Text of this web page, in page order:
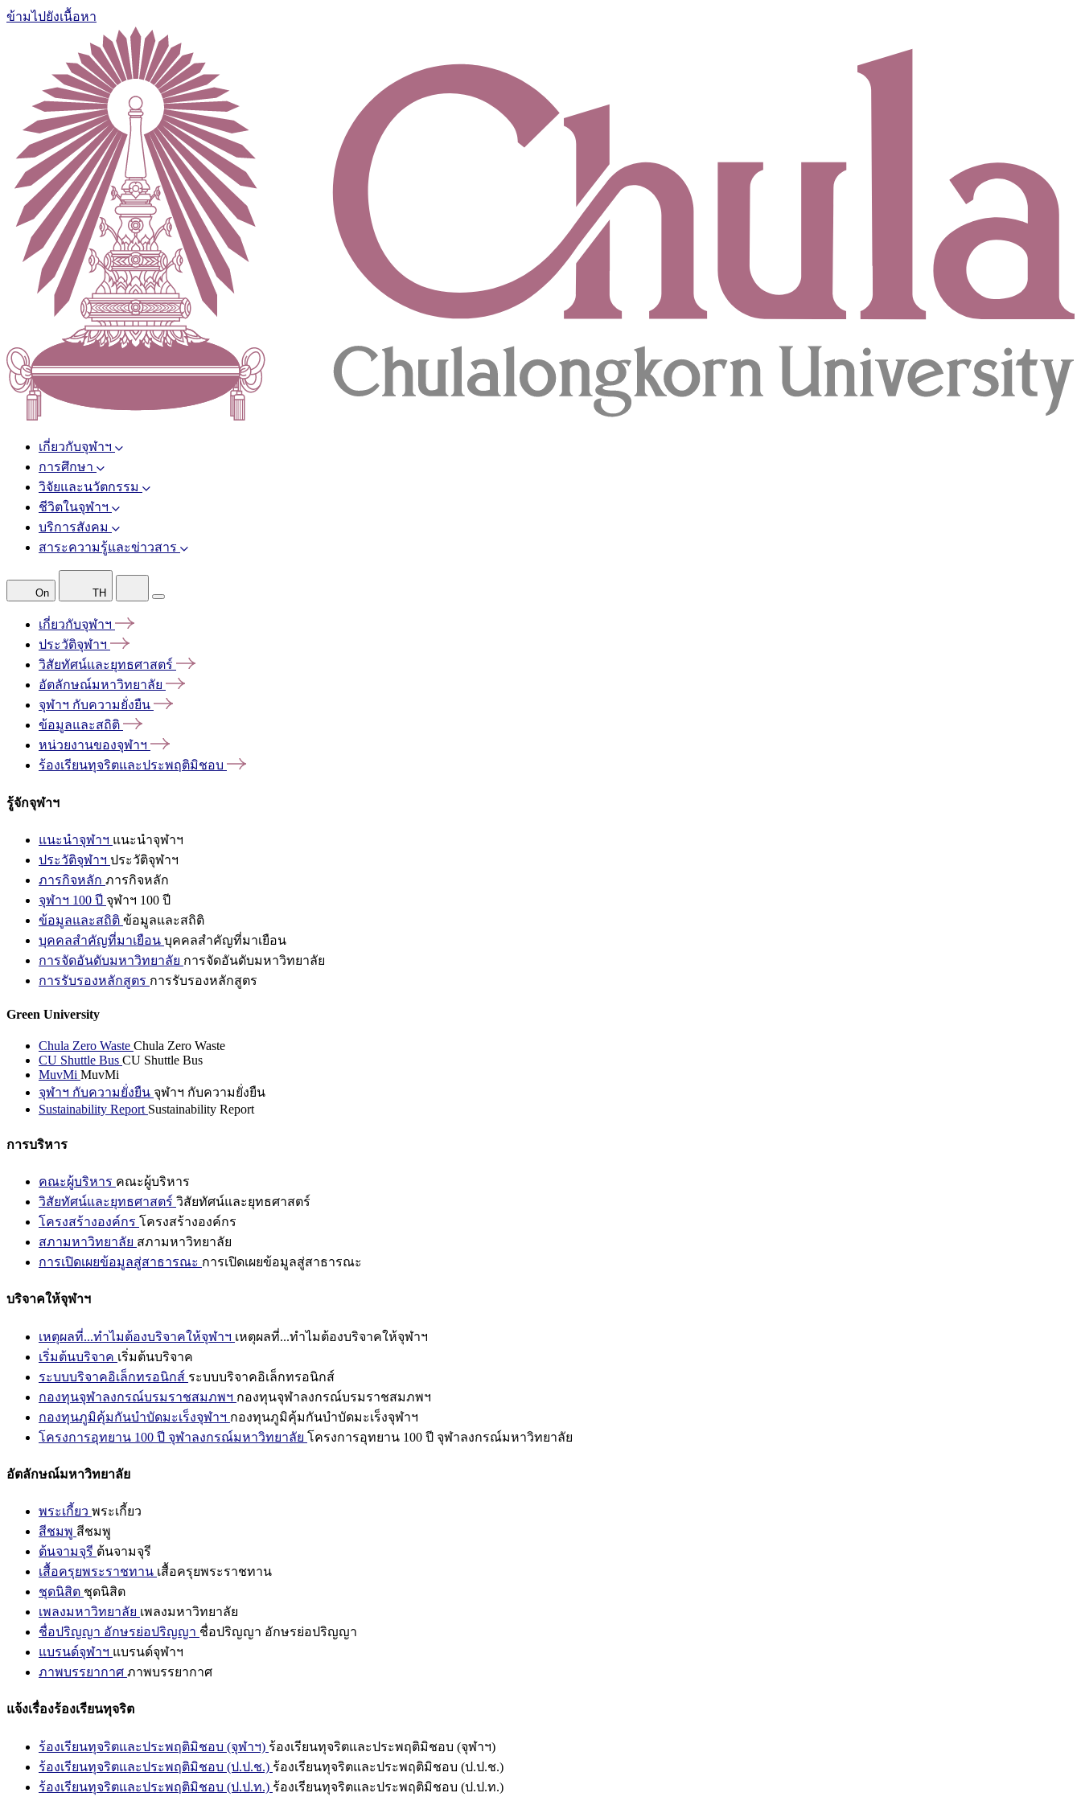
ข้ามไปยังเนื้อหา
เกี่ยวกับจุฬาฯ
การศึกษา
วิจัยและนวัตกรรม
ชีวิตในจุฬาฯ
บริการสังคม
สาระความรู้และข่าวสาร
On TH
เกี่ยวกับจุฬาฯ
ประวัติจุฬาฯ
วิสัยทัศน์และยุทธศาสตร์
อัตลักษณ์มหาวิทยาลัย
จุฬาฯ กับความยั่งยืน
ข้อมูลและสถิติ
หน่วยงานของจุฬาฯ
ร้องเรียนทุจริตและประพฤติมิชอบ
รู้จักจุฬาฯ
แนะนำจุฬาฯ แนะนำจุฬาฯ
ประวัติจุฬาฯ ประวัติจุฬาฯ
ภารกิจหลัก ภารกิจหลัก
จุฬาฯ 100 ปี จุฬาฯ 100 ปี
ข้อมูลและสถิติ ข้อมูลและสถิติ
บุคคลสำคัญที่มาเยือน บุคคลสำคัญที่มาเยือน
การจัดอันดับมหาวิทยาลัย การจัดอันดับมหาวิทยาลัย
การรับรองหลักสูตร การรับรองหลักสูตร
Green University
Chula Zero Waste Chula Zero Waste
CU Shuttle Bus CU Shuttle Bus
MuvMi MuvMi
จุฬาฯ กับความยั่งยืน จุฬาฯ กับความยั่งยืน
Sustainability Report Sustainability Report
การบริหาร
คณะผู้บริหาร คณะผู้บริหาร
วิสัยทัศน์และยุทธศาสตร์ วิสัยทัศน์และยุทธศาสตร์
โครงสร้างองค์กร โครงสร้างองค์กร
สภามหาวิทยาลัย สภามหาวิทยาลัย
การเปิดเผยข้อมูลสู่สาธารณะ การเปิดเผยข้อมูลสู่สาธารณะ
บริจาคให้จุฬาฯ
เหตุผลที่...ทำไมต้องบริจาคให้จุฬาฯ เหตุผลที่...ทำไมต้องบริจาคให้จุฬาฯ
เริ่มต้นบริจาค เริ่มต้นบริจาค
ระบบบริจาคอิเล็กทรอนิกส์ ระบบบริจาคอิเล็กทรอนิกส์
กองทุนจุฬาลงกรณ์บรมราชสมภพฯ กองทุนจุฬาลงกรณ์บรมราชสมภพฯ
กองทุนภูมิคุ้มกันบำบัดมะเร็งจุฬาฯ กองทุนภูมิคุ้มกันบำบัดมะเร็งจุฬาฯ
โครงการอุทยาน 100 ปี จุฬาลงกรณ์มหาวิทยาลัย โครงการอุทยาน 100 ปี จุฬาลงกรณ์มหาวิทยาลัย
อัตลักษณ์มหาวิทยาลัย
พระเกี้ยว พระเกี้ยว
สีชมพู สีชมพู
ต้นจามจุรี ต้นจามจุรี
เสื้อครุยพระราชทาน เสื้อครุยพระราชทาน
ชุดนิสิต ชุดนิสิต
เพลงมหาวิทยาลัย เพลงมหาวิทยาลัย
ชื่อปริญญา อักษรย่อปริญญา ชื่อปริญญา อักษรย่อปริญญา
แบรนด์จุฬาฯ แบรนด์จุฬาฯ
ภาพบรรยากาศ ภาพบรรยากาศ
แจ้งเรื่องร้องเรียนทุจริต
ร้องเรียนทุจริตและประพฤติมิชอบ (จุฬาฯ) ร้องเรียนทุจริตและประพฤติมิชอบ (จุฬาฯ)
ร้องเรียนทุจริตและประพฤติมิชอบ (ป.ป.ช.) ร้องเรียนทุจริตและประพฤติมิชอบ (ป.ป.ช.)
ร้องเรียนทุจริตและประพฤติมิชอบ (ป.ป.ท.) ร้องเรียนทุจริตและประพฤติมิชอบ (ป.ป.ท.)